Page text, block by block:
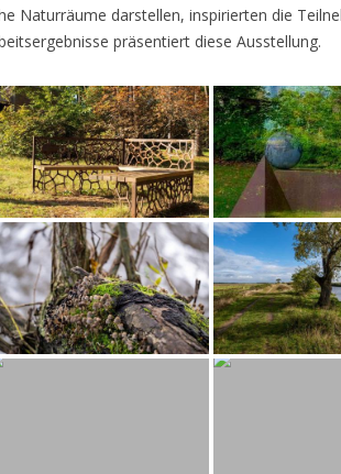
Naturräume darstellen, inspirierten die
präsentiert diese Ausstellung.